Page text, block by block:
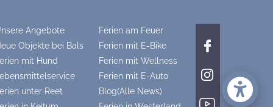
Angebote
Ferien am Feuer
Objekte bei Bals
Ferien mit E-Bike
mit Hund
Ferien mit Wellness
Lebensmittelservice
Ferien mit E-Auto
unter Reet
Blog(Alle News)